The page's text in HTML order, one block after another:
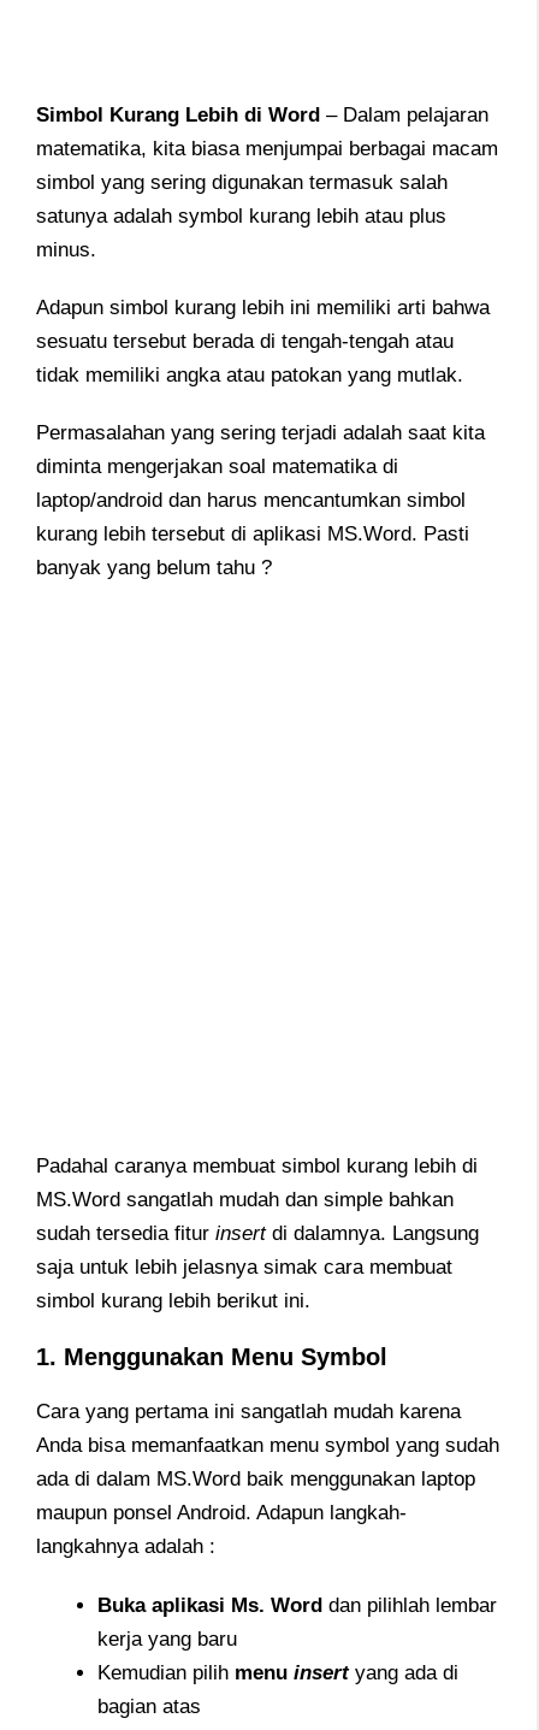
Simbol Kurang Lebih di Word – Dalam pelajaran
matematika, kita biasa menjumpai berbagai macam
simbol yang sering digunakan termasuk salah
satunya adalah symbol kurang lebih atau plus
minus.
Adapun simbol kurang lebih ini memiliki arti bahwa
sesuatu tersebut berada di tengah-tengah atau
tidak memiliki angka atau patokan yang mutlak.
Permasalahan yang sering terjadi adalah saat kita
diminta mengerjakan soal matematika di
laptop/android dan harus mencantumkan simbol
kurang lebih tersebut di aplikasi MS.Word. Pasti
banyak yang belum tahu ?
Padahal caranya membuat simbol kurang lebih di
MS.Word sangatlah mudah dan simple bahkan
sudah tersedia fitur insertdi dalamnya. Langsung
saja untuk lebih jelasnya simak cara membuat
simbol kurang lebih berikut ini.
1. Menggunakan Menu Symbol
Cara yang pertama ini sangatlah mudah karena
Anda bisa memanfaatkan menu symbol yang sudah
ada di dalam MS.Word baik menggunakan laptop
maupun ponsel Android. Adapun langkah-
langkahnya adalah :
Buka aplikasi Ms. Word dan pilihlah lembar
kerja yang baru
Kemudian pilih menu insertyang ada di
bagian atas